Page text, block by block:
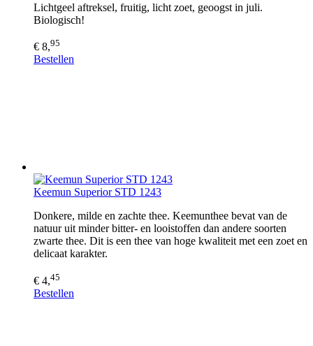
Lichtgeel aftreksel, fruitig, licht zoet, geoogst in juli.
Biologisch!
€ 8,95
Bestellen
Keemun Superior STD 1243
Donkere, milde en zachte thee. Keemunthee bevat van de
natuur uit minder bitter- en looistoffen dan andere soorten
zwarte thee. Dit is een thee van hoge kwaliteit met een zoet en
delicaat karakter.
€ 4,45
Bestellen